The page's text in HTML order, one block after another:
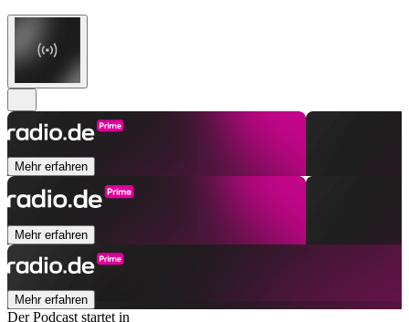
Mehr erfahren
Mehr erfahren
Mehr erfahren
Der Podcast startet in